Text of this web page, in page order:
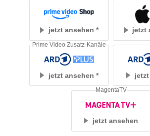
jetzt ansehen jetzt
jetzt ansehen
Prime Video Zusatz-Kanäle
jetzt ansehen
MagentaTV